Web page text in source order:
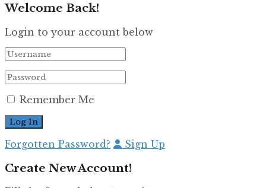
Welcome Back!
Login to your account below
Remember Me
Forgotten Password? Sign Up
Create New Account!